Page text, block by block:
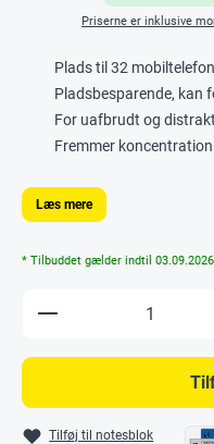
Priserne er inklusive
Plads til 32
Pladsbesparende, kan
For uafbrudt og
Fremmer
Læs mere
* Tilbuddet gælder indtil 03.09.2026
Produkt Anzahl:
Tilføj til notesblok